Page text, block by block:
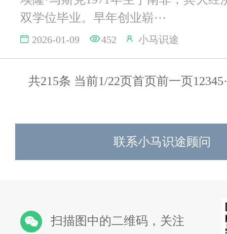
双学位毕业。早年创业崭···
2026-01-09 452 小马识途
共215条 当前1/22页首页前一页12345
联系小马识途顾问
扫描图中的二维码，关注